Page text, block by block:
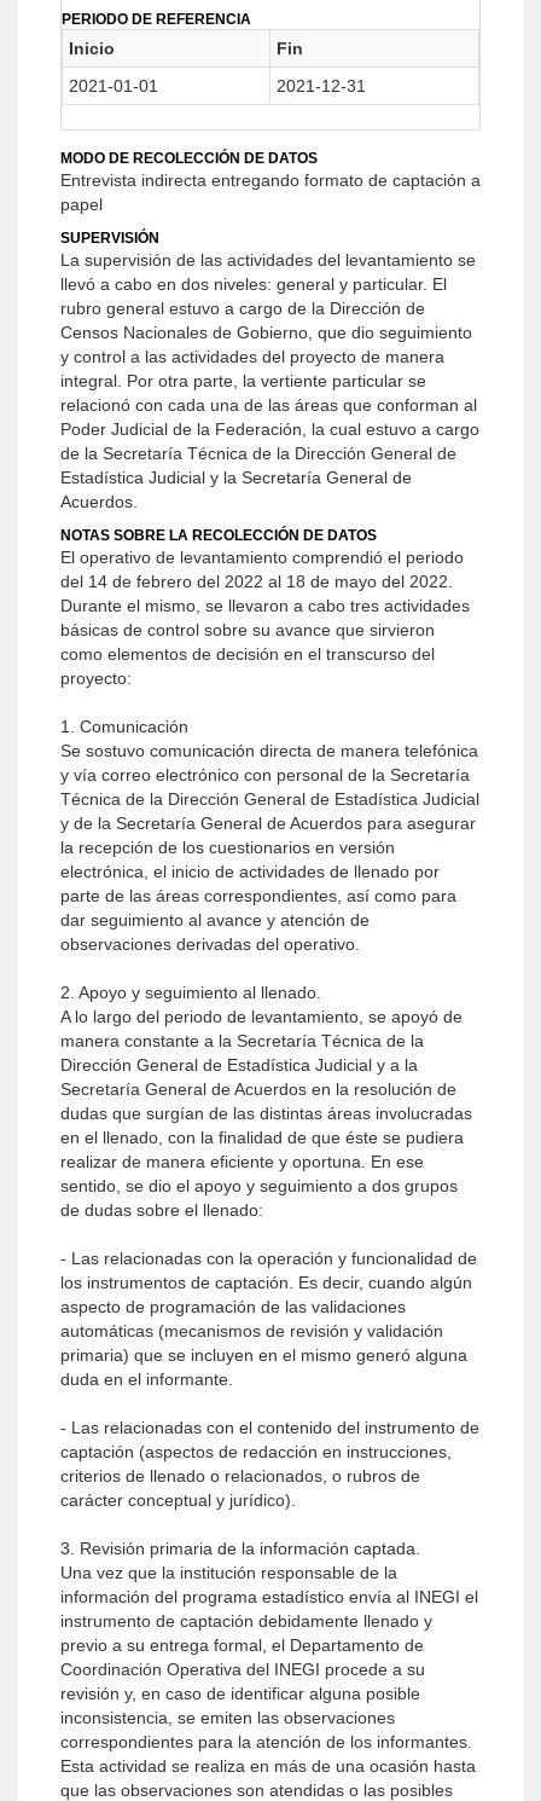
PERIODO DE REFERENCIA
Inicio
Fin
2021-01-01
2021-12-31
MODO DE RECOLECCIÓN DE DATOS
Entrevista indirecta entregando formato de captación a
papel
SUPERVISIÓN
La supervisión de las actividades del levantamiento se
llevó a cabo en dos niveles: general y particular. El
rubro general estuvo a cargo de la Dirección de
Censos Nacionales de Gobierno, que dio seguimiento
y control a las actividades del proyecto de manera
integral. Por otra parte, la vertiente particular se
relacionó con cada una de las áreas que conforman al
Poder Judicial de la Federación, la cual estuvo a cargo
de la Secretaría Técnica de la Dirección General de
Estadística Judicial y la Secretaría General de
Acuerdos.
NOTAS SOBRE LA RECOLECCIÓN DE DATOS
El operativo de levantamiento comprendió el periodo
del 14 de febrero del 2022 al 18 de mayo del 2022.
Durante el mismo, se llevaron a cabo tres actividades
básicas de control sobre su avance que sirvieron
como elementos de decisión en el transcurso del
proyecto:
1. Comunicación
Se sostuvo comunicación directa de manera telefónica
y vía correo electrónico con personal de la Secretaría
Técnica de la Dirección General de Estadística Judicial
y de la Secretaría General de Acuerdos para asegurar
la recepción de los cuestionarios en versión
electrónica, el inicio de actividades de llenado por
parte de las áreas correspondientes, así como para
dar seguimiento al avance y atención de
observaciones derivadas del operativo.
2. Apoyo y seguimiento al llenado.
A lo largo del periodo de levantamiento, se apoyó de
manera constante a la Secretaría Técnica de la
Dirección General de Estadística Judicial y a la
Secretaría General de Acuerdos en la resolución de
dudas que surgían de las distintas áreas involucradas
en el llenado, con la finalidad de que éste se pudiera
realizar de manera eficiente y oportuna. En ese
sentido, se dio el apoyo y seguimiento a dos grupos
de dudas sobre el llenado:
- Las relacionadas con la operación y funcionalidad de
los instrumentos de captación. Es decir, cuando algún
aspecto de programación de las validaciones
automáticas (mecanismos de revisión y validación
primaria) que se incluyen en el mismo generó alguna
duda en el informante.
- Las relacionadas con el contenido del instrumento de
captación (aspectos de redacción en instrucciones,
criterios de llenado o relacionados, o rubros de
carácter conceptual y jurídico).
3. Revisión primaria de la información captada.
Una vez que la institución responsable de la
información del programa estadístico envía al INEGI el
instrumento de captación debidamente llenado y
previo a su entrega formal, el Departamento de
Coordinación Operativa del INEGI procede a su
revisión y, en caso de identificar alguna posible
inconsistencia, se emiten las observaciones
correspondientes para la atención de los informantes.
Esta actividad se realiza en más de una ocasión hasta
que las observaciones son atendidas o las posibles